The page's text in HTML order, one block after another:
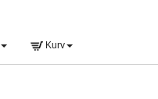
Kurv